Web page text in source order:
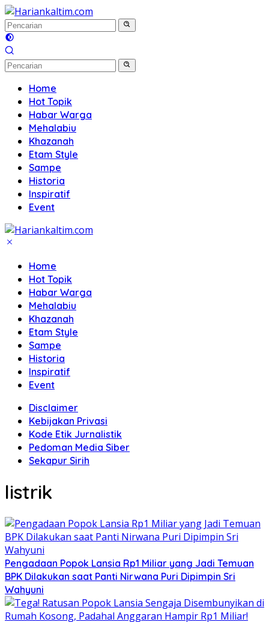
Langsung
ke
konten
Home
Hot Topik
Habar Warga
Mehalabiu
Khazanah
Etam Style
Sampe
Historia
Inspiratif
Event
Home
Hot Topik
Habar Warga
Mehalabiu
Khazanah
Etam Style
Sampe
Historia
Inspiratif
Event
Disclaimer
Kebijakan Privasi
Kode Etik Jurnalistik
Pedoman Media Siber
Sekapur Sirih
listrik
Pengadaan Popok Lansia Rp1 Miliar yang Jadi Temuan
BPK Dilakukan saat Panti Nirwana Puri Dipimpin Sri
Wahyuni